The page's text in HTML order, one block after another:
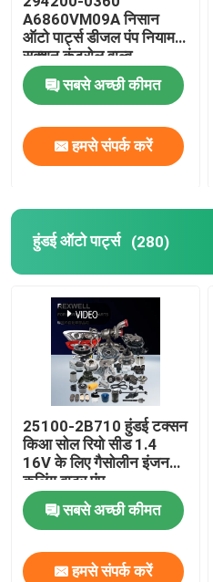
कार फ़िल्टर
अन्य ऑटो पार्ट्स
A6860VM09A निसान
ऑटो पार्ट्स डीजल पंप नियामक
सक्शन कंट्रोल वाल्व
294200-0160
सबसे अच्छी कीमत
हमसे संपर्क करें
हुंडई ऑटो पार्ट्स (280)
25100-2B710 हुंडई टक्सन
किआ सोल रियो सीड 1.4
16V के लिए गैसोलीन इंजन
कूलिंग वाटर पंप
सबसे अच्छी कीमत
हमसे संपर्क करें